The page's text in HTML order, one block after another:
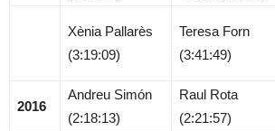
Xènia Pallarès
(3:19:09)
Teresa Forn
(3:41:49)
2016
Andreu Simón
(2:18:13)
Raul Rota
(2:21:57)